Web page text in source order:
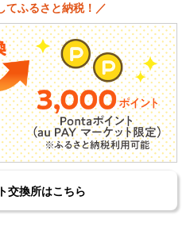
てふるさと納税！／
交換所はこちら